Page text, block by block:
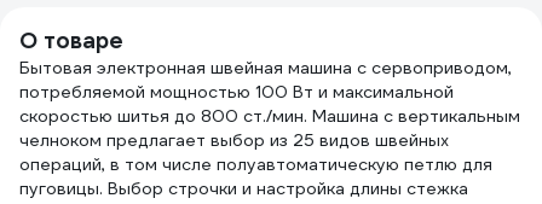
О товаре
Бытовая электронная швейная машина с сервоприводом,
потребляемой мощностью 100 Вт и максимальной
скоростью шитья до 800 ст./мин. Машина с вертикальным
челноком предлагает выбор из 25 видов швейных
операций, в том числе полуавтоматическую петлю для
пуговицы. Выбор строчки и настройка длины стежка